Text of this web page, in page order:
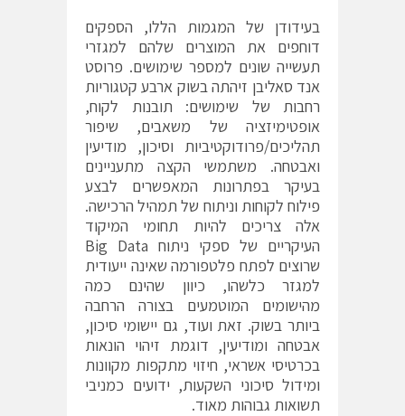
בעידודן של המגמות הללו, הספקים
דוחפים את המוצרים שלהם למגזרי
תעשייה שונים למספר שימושים. פרוסט
אנד סאליבן זיהתה בשוק ארבע קטגוריות
רחבות של שימושים: תובנות לקוח,
אופטימיזציה של משאבים, שיפור
תהליכים/פרודוקטיביות וסיכון, מודיעין
ואבטחה. משתמשי הקצה מתעניינים
בעיקר בפתרונות המאפשרים לבצע
פילוח לקוחות וניתוח של תמהיל הרכישה.
אלה צריכים להיות תחומי המיקוד
העיקריים של ספקי ניתוח Big Data
שרוצים לפתח פלטפורמה שאינה ייעודית
למגזר כלשהו, כיוון שהינם כמה
מהישומים המוטמעים בצורה הרחבה
ביותר בשוק. זאת ועוד, גם יישומי סיכון,
אבטחה ומודיעין, דוגמת זיהוי הונאות
בכרטיסי אשראי, חיזוי מתקפות מקוונות
ומידול סיכוני השקעות, ידועים כמניבי
תשואות גבוהות מאוד.